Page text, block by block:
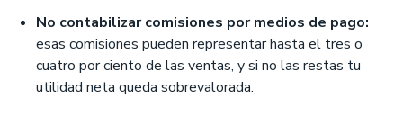
No contabilizar comisiones por medios de pago:
esas comisiones pueden representar hasta el tres o
cuatro por ciento de las ventas, y si no las restas tu
utilidad neta queda sobrevalorada.